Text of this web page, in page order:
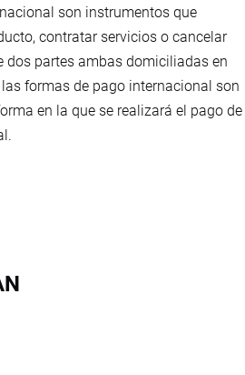
son instrumentos que
contratar servicios o cancelar
dos partes ambas domiciliadas en
formas de pago internacional son
en la que se realizará el pago de